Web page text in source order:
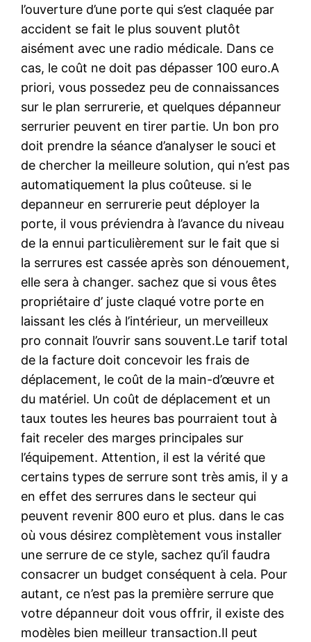
l’ouverture d’une porte qui s’est claquée par
accident se fait le plus souvent plutôt
aisément avec une radio médicale. Dans ce
cas, le coût ne doit pas dépasser 100 euro.A
priori, vous possedez peu de connaissances
sur le plan serrurerie, et quelques dépanneur
serrurier peuvent en tirer partie. Un bon pro
doit prendre la séance d’analyser le souci et
de chercher la meilleure solution, qui n’est pas
automatiquement la plus coûteuse. si le
depanneur en serrurerie peut déployer la
porte, il vous préviendra à l’avance du niveau
de la ennui particulièrement sur le fait que si
la serrures est cassée après son dénouement,
elle sera à changer. sachez que si vous êtes
propriétaire d’ juste claqué votre porte en
laissant les clés à l’intérieur, un merveilleux
pro connait l’ouvrir sans souvent.Le tarif total
de la facture doit concevoir les frais de
déplacement, le coût de la main-d’œuvre et
du matériel. Un coût de déplacement et un
taux toutes les heures bas pourraient tout à
fait receler des marges principales sur
l’équipement. Attention, il est la vérité que
certains types de serrure sont très amis, il y a
en effet des serrures dans le secteur qui
peuvent revenir 800 euro et plus. dans le cas
où vous désirez complètement vous installer
une serrure de ce style, sachez qu’il faudra
consacrer un budget conséquent à cela. Pour
autant, ce n’est pas la première serrure que
votre dépanneur doit vous offrir, il existe des
modèles bien meilleur transaction.Il peut